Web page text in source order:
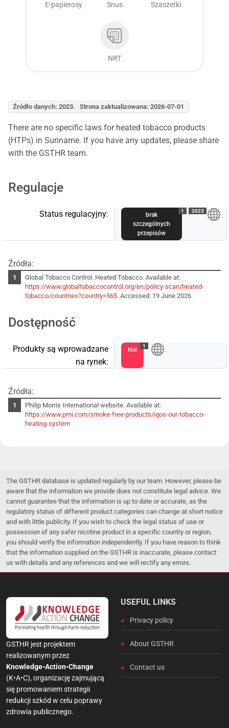
E-papierosy Snus Szaszetki
NRT
Źródło danych: 2023. Strona zaktualizowana: 2026-07-01
There are no specific laws for heated tobacco products
(HTPs) in Suriname. If you have any updates, please share
with the GSTHR team.
Regulacje
Status regulacyjny:
brak
szczególnych
przepisów
1 2023
Źródła:
Global Tobacco Control. Heated Tobacco. Available at:
https://www.globaltobaccocontrol.org/en/policy-scan/heated-
tobacco/countries?country=565. Accessed: 19 June 2026.
Dostępność
Produkty są wprowadzane
na rynek:
Nie
1
Źródła:
Philip Morris International website. Available at:
https://www.pmi.com/smoke-free-products/iqos-our-tobacco-
heating-system
The GSTHR database is updated regularly by our team. However, please be
aware that the information we provide does not constitute legal advice. We
cannot guarantee that the information is up to date or accurate, as the
regulatory status of different product categories can change at short notice
and with little publicity. If you wish to check the legal status of use or
possession of any safer nicotine product in a specific country or region,
you should verify the information independently. If you have reason to think
that the information supplied on the GSTHR is inaccurate, please contact
us with details and any references and we will rectify any errors.
GSTHR jest projektem
realizowanym przez
Knowledge•Action•Change
(K•A•C), organizację zajmującą
się promowaniem strategii
redukcji szkód w celu poprawy
zdrowia publicznego.
USEFUL LINKS
Privacy policy
About GSTHR
Contact us